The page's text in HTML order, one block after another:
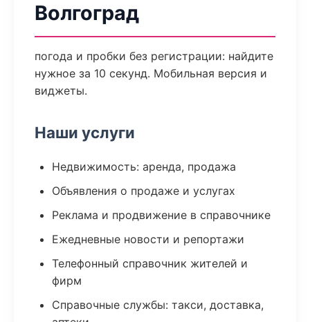
Волгоград
погода и пробки без регистрации: найдите
нужное за 10 секунд. Мобильная версия и
виджеты.
Наши услуги
Недвижимость: аренда, продажа
Объявления о продаже и услугах
Реклама и продвижение в справочнике
Ежедневные новости и репортажи
Телефонный справочник жителей и
фирм
Справочные службы: такси, доставка,